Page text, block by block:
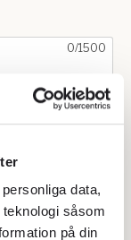
data,
såsom
på din